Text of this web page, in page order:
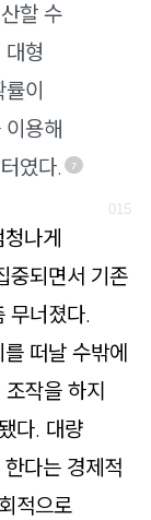
할 수
형
이
용해
였다.
7
나게
중되면서 기존
무너졌다.
떠날 수밖에
작을 하지
다. 대량
다는 경제적
적으로